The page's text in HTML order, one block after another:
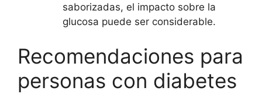
saborizadas, el impacto sobre la
glucosa puede ser considerable.
Recomendaciones para
personas con diabetes